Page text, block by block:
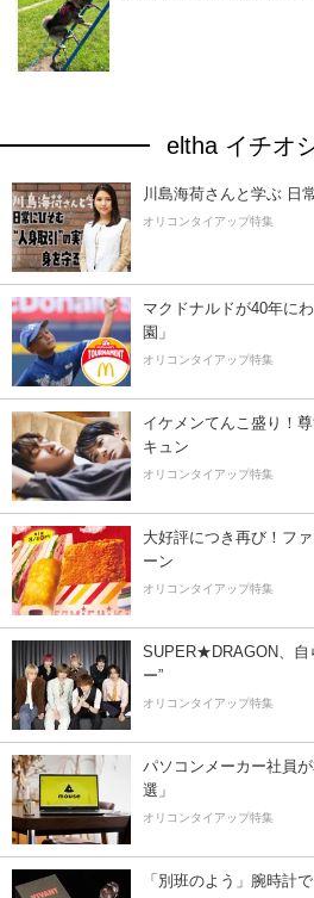
eltha イチオ
川島海荷さんと学ぶ 日
オリコンタイアップ特集
マクドナルドが40年に
園」
オリコンタイアップ特集
イケメンてんこ盛り！
キュン
オリコンタイアップ特集
大好評につき再び！フ
ーン
オリコンタイアップ特集
SUPER★DRAGON、自
ー”
オリコンタイアップ特集
パソコンメーカー社員
選」
オリコンタイアップ特集
「別班のよう」腕時計